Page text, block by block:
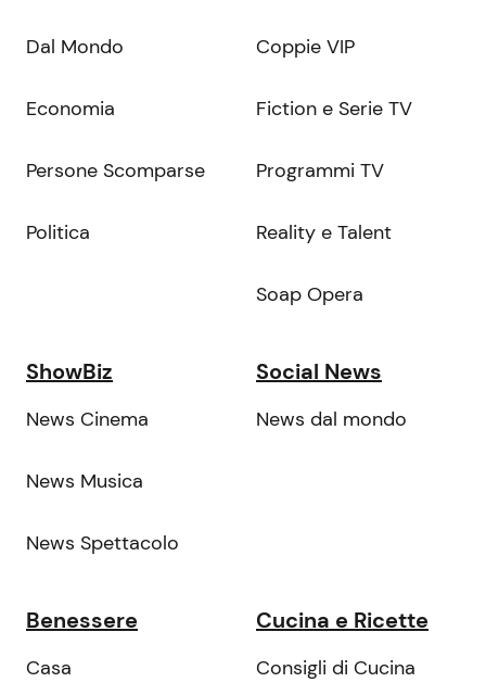
Dal Mondo
Economia
Persone Scomparse
Politica
Coppie VIP
Fiction e Serie TV
Programmi TV
Reality e Talent
Soap Opera
ShowBiz
News Cinema
News Musica
News Spettacolo
Social News
News dal mondo
Benessere
Casa
Cucina e Ricette
Consigli di Cucina